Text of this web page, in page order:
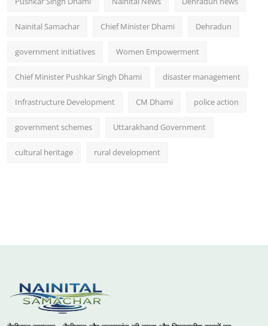
Nainital Samachar Chief Minister Dhami Dehradun
government initiatives Women Empowerment
Chief Minister Pushkar Singh Dhami disaster management
Infrastructure Development CM Dhami police action
government schemes Uttarakhand Government
cultural heritage rural development